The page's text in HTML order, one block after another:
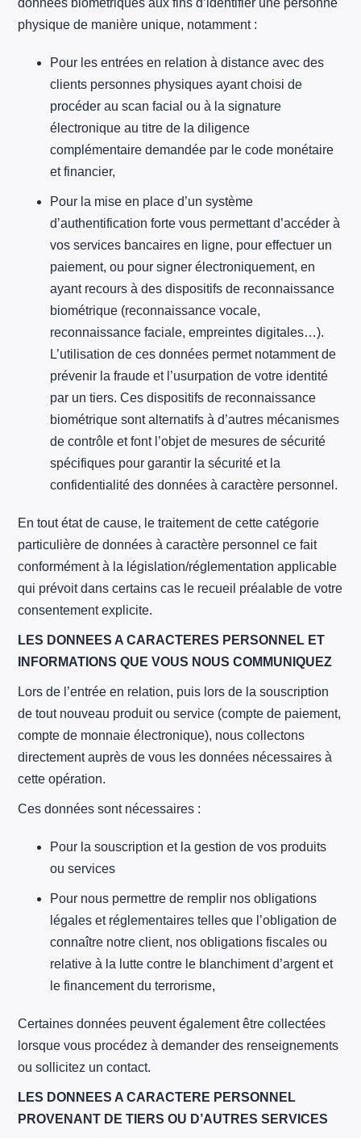
physique de manière unique, notamment :
Pour les entrées en relation à distance avec des
clients personnes physiques ayant choisi de
procéder au scan facial ou à la signature
électronique au titre de la diligence
complémentaire demandée par le code monétaire
et financier,
Pour la mise en place d’un système
d’authentification forte vous permettant d’accéder à
vos services bancaires en ligne, pour effectuer un
paiement, ou pour signer électroniquement, en
ayant recours à des dispositifs de reconnaissance
biométrique (reconnaissance vocale,
reconnaissance faciale, empreintes digitales…).
L’utilisation de ces données permet notamment de
prévenir la fraude et l’usurpation de votre identité
par un tiers. Ces dispositifs de reconnaissance
biométrique sont alternatifs à d’autres mécanismes
de contrôle et font l’objet de mesures de sécurité
spécifiques pour garantir la sécurité et la
confidentialité des données à caractère personnel.
En tout état de cause, le traitement de cette catégorie
particulière de données à caractère personnel ce fait
conformément à la législation/réglementation applicable
qui prévoit dans certains cas le recueil préalable de votre
consentement explicite.
LES DONNEES A CARACTERES PERSONNEL ET
INFORMATIONS QUE VOUS NOUS COMMUNIQUEZ
Lors de l’entrée en relation, puis lors de la souscription
de tout nouveau produit ou service (compte de paiement,
compte de monnaie électronique), nous collectons
directement auprès de vous les données nécessaires à
cette opération.
Ces données sont nécessaires :
Pour la souscription et la gestion de vos produits
ou services
Pour nous permettre de remplir nos obligations
légales et réglementaires telles que l’obligation de
connaître notre client, nos obligations fiscales ou
relative à la lutte contre le blanchiment d’argent et
le financement du terrorisme,
Certaines données peuvent également être collectées
lorsque vous procédez à demander des renseignements
ou sollicitez un contact.
LES DONNEES A CARACTERE PERSONNEL
PROVENANT DE TIERS OU D’AUTRES SERVICES